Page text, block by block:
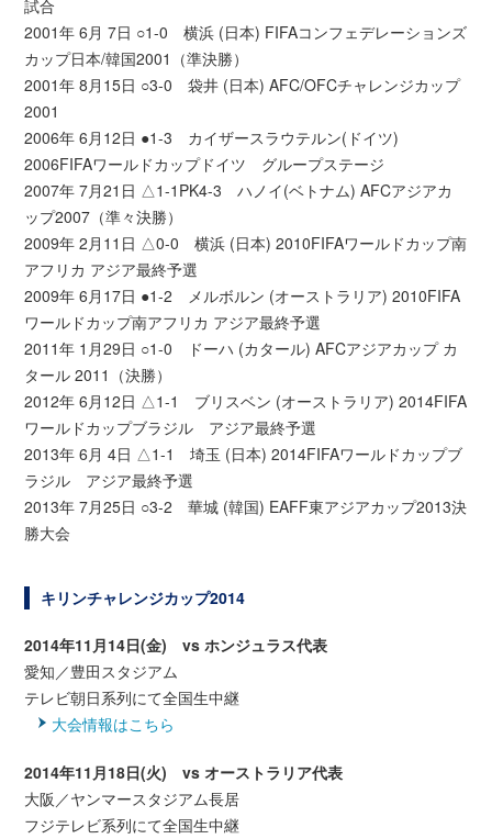
試合
2001年 6月 7日 ○1-0 横浜 (日本) FIFAコンフェデレーションズ
カップ日本/韓国2001（準決勝）
2001年 8月15日 ○3-0 袋井 (日本) AFC/OFCチャレンジカップ
2001
2006年 6月12日 ●1-3 カイザースラウテルン(ドイツ)
2006FIFAワールドカップドイツ グループステージ
2007年 7月21日 △1-1PK4-3 ハノイ(ベトナム) AFCアジアカ
ップ2007（準々決勝）
2009年 2月11日 △0-0 横浜 (日本) 2010FIFAワールドカップ南
アフリカ アジア最終予選
2009年 6月17日 ●1-2 メルボルン (オーストラリア) 2010FIFA
ワールドカップ南アフリカ アジア最終予選
2011年 1月29日 ○1-0 ドーハ (カタール) AFCアジアカップ カ
タール 2011（決勝）
2012年 6月12日 △1-1 ブリスベン (オーストラリア) 2014FIFA
ワールドカップブラジル アジア最終予選
2013年 6月 4日 △1-1 埼玉 (日本) 2014FIFAワールドカップブ
ラジル アジア最終予選
2013年 7月25日 ○3-2 華城 (韓国) EAFF東アジアカップ2013決
勝大会
キリンチャレンジカップ2014
2014年11月14日(金)
vs ホンジュラス代表
愛知／豊田スタジアム
テレビ朝日系列にて全国生中継
大会情報はこちら
2014年11月18日(火)
vs オーストラリア代表
大阪／ヤンマースタジアム長居
フジテレビ系列にて全国生中継